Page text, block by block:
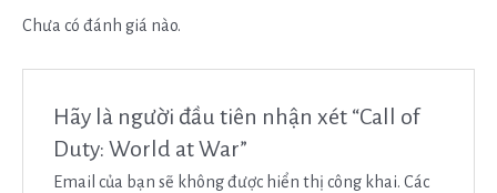
Chưa có đánh giá nào.
Hãy là người đầu tiên nhận xét “Call of
Duty: World at War”
Email của bạn sẽ không được hiển thị công khai. Các